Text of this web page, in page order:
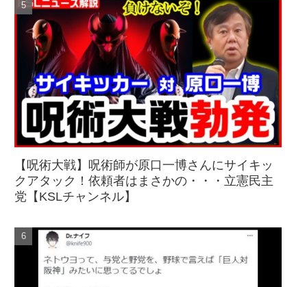
【呪術大戦】呪術師が原口一博さんにサイキッ
クアタック！依頼者はまさかの・・・立憲民主
党【KSLチャンネル】